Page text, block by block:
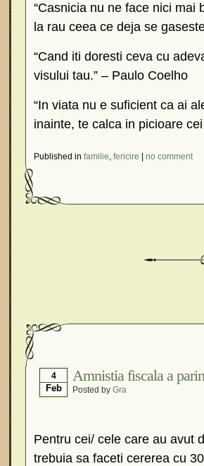
“Casnicia nu ne face nici mai
la rau ceea ce deja se
“Cand iti doresti ceva cu
visului tau.” – Paulo Coelho
“In viata nu e suficient ca ai
inainte, te calca in picioare
Published in familie, fericire no comment
4
Feb
Amnistia fiscala a
Posted by Gra
Pentru cei/ cele care au avut
trebuia sa faceti cererea cu